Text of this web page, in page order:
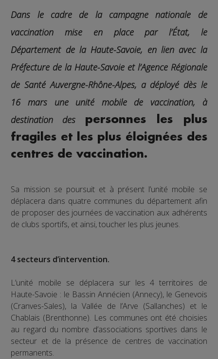
Dans le cadre de la campagne nationale de
vaccination mise en place par l’État, le
Département de la Haute-Savoie, en lien avec la
Préfecture de la Haute-Savoie et l’Agence Régionale
de Santé Auvergne-Rhône-Alpes, a déployé dès le
16 mars une unité mobile de vaccination, à
destination des personnes les plus
fragiles et les plus éloignées des
centres de vaccination.
Sa mission se poursuit et à présent l’unité mobile se
déplacera dans quatre communes du département afin
de proposer des journées de vaccination aux adhérents
de clubs sportifs, et ainsi, toucher les plus jeunes.
4 secteurs d’intervention.
L’unité mobile se déplacera sur les 4 territoires de
Haute-Savoie : le Bassin Annécien (Annecy), le Genevois
(Cranves-Sales), la Vallée de l’Arve (Sallanches) et le
Chablais (Brenthonne). Les communes ont été choisies
au regard du nombre d’associations sportives dans le
secteur et de la présence de centres de vaccination
permanents.